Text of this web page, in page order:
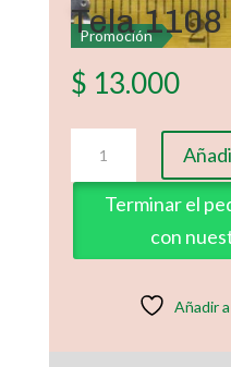
Promoción
Tela 1108
$ 13.000
1108
1
cantidadTerminar el
con
Añadir